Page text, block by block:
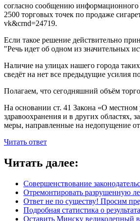
согласно сообщению информационного
2500 торговых точек по продаже
vk&crnd=24719.
Если такое решение действительно
"Речь идет об одном из значительных
Наличие на улицах нашего города
сведёт на нет все предыдущие усилия
Полагаем, что сегодняшний объём
На основании ст. 41 Закона «О местном
здравоохранения и в других областях,
меры, направленные на недопущение
Читать ответ
Читать далее:
Совершенствование
Отремонтировать разрушенную
Ответ не по существу! Просим
Подробная статистика о
Оставить Минску великолепный